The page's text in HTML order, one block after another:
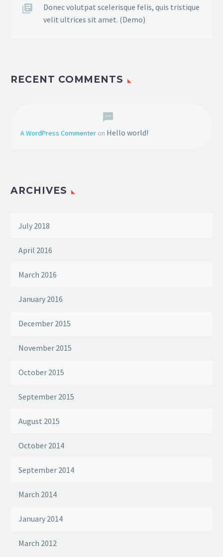
Donec volutpat scelerisque felis, quis tristique
velit ultrices sit amet. (Demo)
RECENT COMMENTS
A WordPress Commenter on Hello world!
ARCHIVES
July 2018
April 2016
March 2016
January 2016
December 2015
November 2015
October 2015
September 2015
August 2015
October 2014
September 2014
March 2014
January 2014
March 2012